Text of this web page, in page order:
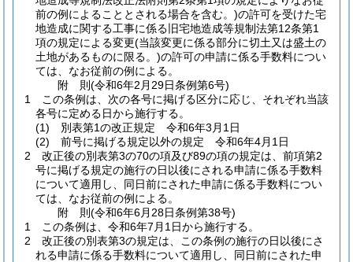
前の例によることとされる場合を含む。)の許可を受けた宅
地造成に関する工事に係る旧宅地造成等規制法第12条第1
項の規定による変更(当該変更に係る部分に切土又は盛土の
土地があるものに限る。)の許可の申請に係る手数料につい
ては、なお従前の例による。
附 則(令和6年2月29日条例第6号)
1
この条例は、次の各号に掲げる区分に応じ、それぞれ当該
各号に定める日から施行する。
(1)
別表第1の改正規定 令和6年3月1日
(2)
前号に掲げる規定以外の規定 令和6年4月1日
2
改正後の別表第3の70の項及び89の項の規定は、前項第2
号に掲げる規定の施行の日以後にされる申請に係る手数料
について適用し、同日前にされた申請に係る手数料につい
ては、なお従前の例による。
附 則(令和6年6月28日条例第38号)
1
この条例は、令和6年7月1日から施行する。
2
改正後の別表第3の規定は、この条例の施行の日以後にさ
れる申請に係る手数料について適用し、同日前にされた申